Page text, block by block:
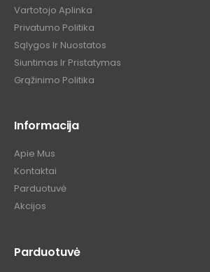
Vartotojo Aplinka
Privatumo Politika
Sąlygos Ir Nuostatos
Siuntimas Ir Pristatymas
Grąžinimo Politika
Informacija
Apie Mus
Kontaktai
Parduotuvė
Akcijos
Parduotuvė